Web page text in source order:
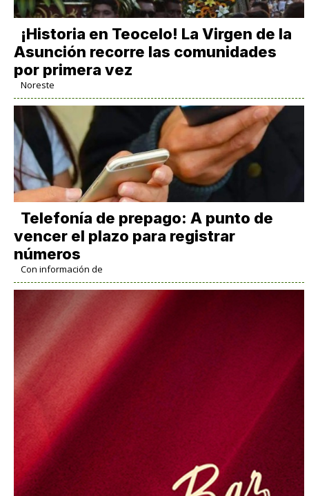
​¡Historia en Teocelo! La Virgen de la
Asunción recorre las comunidades
por primera vez
Noreste
Telefonía de prepago: A punto de
vencer el plazo para registrar
números
Con información de